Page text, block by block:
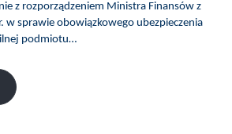
z rozporządzeniem Ministra Finansów z
w sprawie obowiązkowego ubezpieczenia
podmiotu…